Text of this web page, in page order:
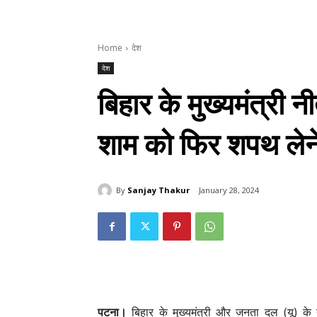
Home देश
देश
बिहार के मुख्यमंत्री
शाम को फिर शपथ
By Sanjay Thakur January 28, 2024
पटना। बिहार के मुख्यमंत्री और जनता दल (यू) के